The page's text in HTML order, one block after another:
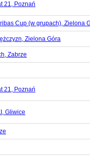
21, Poznań
Cup (w grupach), Zielona
Zielona Góra
Zabrze
21, Poznań
Gliwice